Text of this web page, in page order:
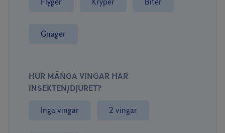
Gnager
HUR MÅNGA VINGAR HAR
INSEKTEN/DJURET?
Inga vingar 2 vingar